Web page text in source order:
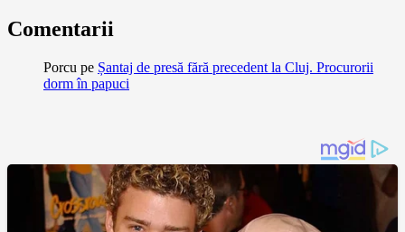
Comentarii
Porcu pe Șantaj de presă fără precedent la Cluj. Procurorii
dorm în papuci